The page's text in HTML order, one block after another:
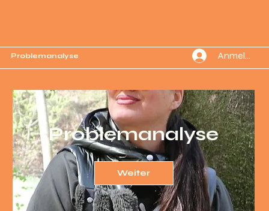
Problemanalyse Anmelden
Problemanalyse
Weiter